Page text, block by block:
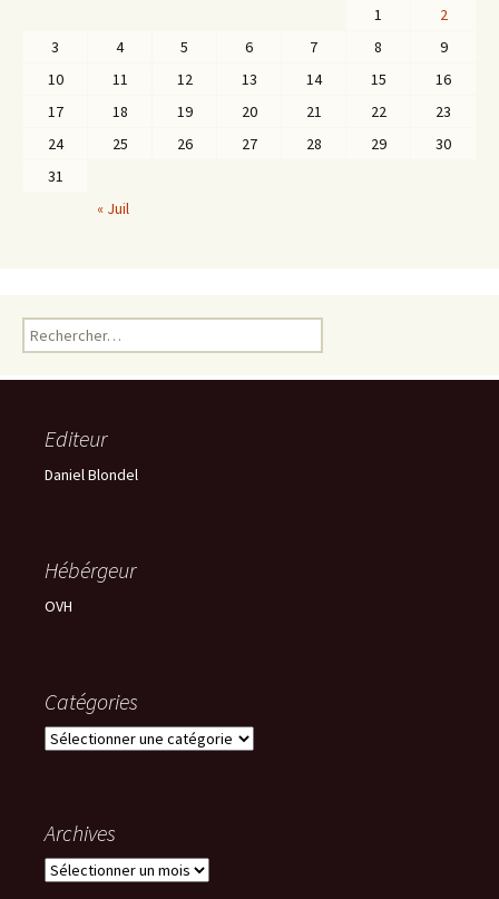
1
2
3
4 5 6 7 8
9
10
11 12 13 14 15
16
17
18 19 20 21 22
23
24
25 26 27 28 29
30
31
« Juil
Rechercher :
Editeur
Daniel Blondel
Hébérgeur
OVH
Catégories
Catégories
Archives
Archives